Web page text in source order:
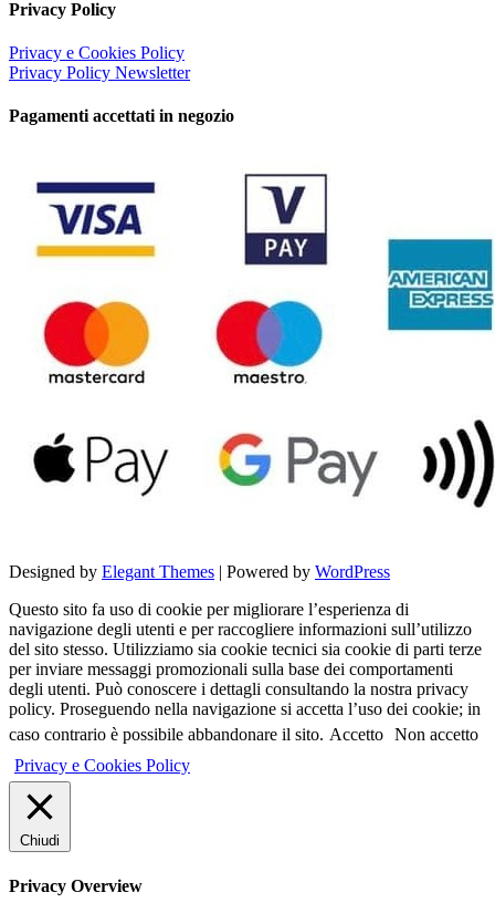
Privacy Policy
Privacy e Cookies Policy
Privacy Policy Newsletter
Pagamenti accettati in negozio
Designed by Elegant Themes | Powered by WordPress
Questo sito fa uso di cookie per migliorare l’esperienza di
navigazione degli utenti e per raccogliere informazioni sull’utilizzo
del sito stesso. Utilizziamo sia cookie tecnici sia cookie di parti terze
per inviare messaggi promozionali sulla base dei comportamenti
degli utenti. Può conoscere i dettagli consultando la nostra privacy
policy. Proseguendo nella navigazione si accetta l’uso dei cookie; in
caso contrario è possibile abbandonare il sito. Accetto Non accetto
Privacy e Cookies Policy
Chiudi
Privacy Overview